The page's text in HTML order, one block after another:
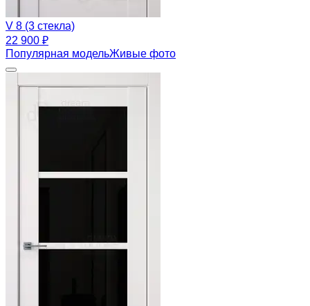
V 8 (3 стекла)
22 900 ₽
Популярная модельЖивые фото